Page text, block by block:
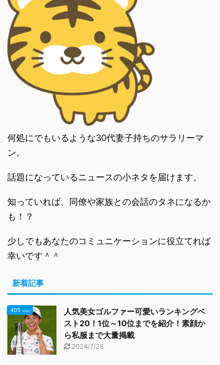
何処にでもいるような30代妻子持ちのサラリーマ
ン。
話題になっているニュースの小ネタを届けます。
知っていれば、同僚や家族との会話のタネになるか
も！？
少しでもあなたのコミュニケーションに役立てれば
幸いです＾＾
新着記事
405 view
人気美女ゴルファー可愛いランキングベ
スト20！1位～10位までを紹介！素顔か
ら私服まで大量掲載
2024/7/28